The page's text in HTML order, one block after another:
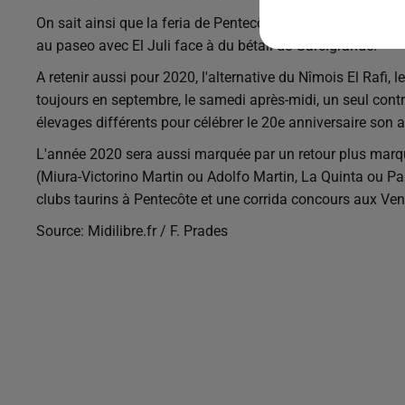
On sait ainsi que la feria de Pentecôte débutera avec un
au paseo avec El Juli face à du bétail de Garcigrande.
A retenir aussi pour 2020, l'alternative du Nîmois El Rafi,
toujours en septembre, le samedi après-midi, un seul
élevages différents pour célébrer le 20e anniversaire son
L'année 2020 sera aussi marquée par un retour plus
(Miura-Victorino Martin ou Adolfo Martin, La Quinta ou
clubs taurins à Pentecôte et une corrida concours aux
Source: Midilibre.fr / F. Prades